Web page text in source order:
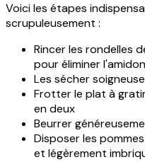
Voici les étapes
scrupuleusement :
Rincer les rondelles
pour éliminer l'amidon
Les sécher
Frotter le plat à
en deux
Beurrer
Disposer les
et légèrement